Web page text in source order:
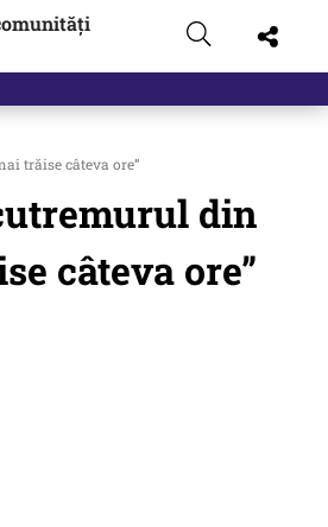
trăise câteva ore”
din
câteva ore”